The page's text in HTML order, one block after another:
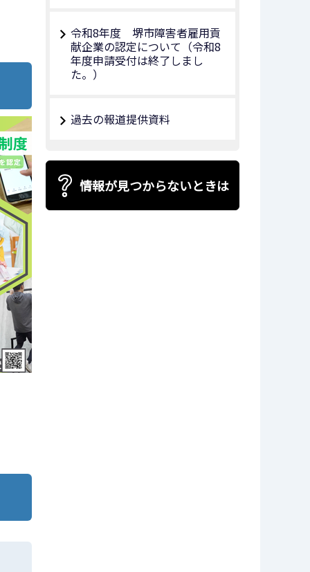
令和8年度 堺市障害者雇用貢
献企業の認定について（令和8
年度申請受付は終了しまし
た。）
過去の報道提供資料
情報が見つからないときは